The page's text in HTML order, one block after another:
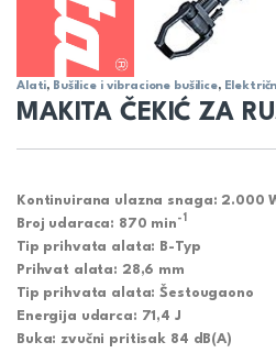
Alati, Bušilice i vibracione bušilice,
MAKITA ČEKIĆ ZA
Kontinuirana ulazna snaga: 2.000
Broj udaraca: 870 min -1
Tip prihvata alata: B-Typ
Prihvat alata: 28,6 mm
Tip prihvata alata: Šestougaono
Energija udarca: 71,4 J
Buka: zvučni pritisak 84 dB(A)